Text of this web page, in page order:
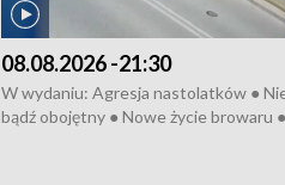
08.08.2026 -21:30
W wydaniu: Agresja nastolatków ●
bądź obojętny ● Nowe życie browaru ●